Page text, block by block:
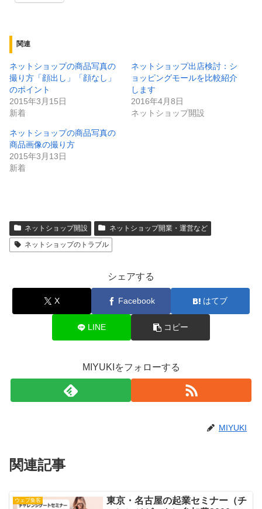
関連
ネットショップの商品写真の
撮り方「顔出し」「顔なし」
のポイント
2015年3月15日
新着
ネットショップ出店検討：シ
ョッピングモールを比較紹介
します
2016年4月8日
ネットショップ開設
ネットショップの商品写真の
商品画像の撮り方
2015年3月13日
新着
ネットショップ開設
ネットショップ開業・運営など
ネットショップのトラブル
シェアする
X Facebook はてブ
LINE コピー
MIYUKIをフォローする
MIYUKI
関連記事
ウェブ集客
東京・名古屋の起業セミナー（チ